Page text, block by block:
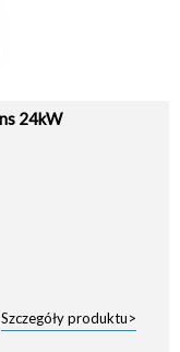
24kW
Szczegóły produktu>